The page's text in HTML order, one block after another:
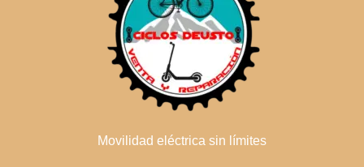
Movilidad eléctrica sin límites